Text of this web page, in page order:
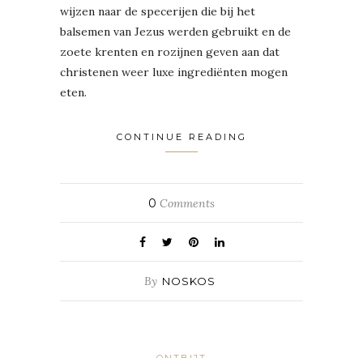
wijzen naar de specerijen die bij het
balsemen van Jezus werden gebruikt en de
zoete krenten en rozijnen geven aan dat
christenen weer luxe ingrediënten mogen
eten.
CONTINUE READING
0 Comments
By NOSKOS